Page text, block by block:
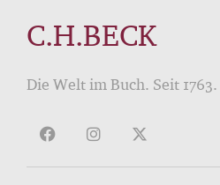
C.H.BECK
Die Welt im Buch. Seit 1763.